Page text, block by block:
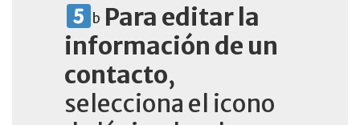
b Para editar la
información de un
contacto,
selecciona el icono